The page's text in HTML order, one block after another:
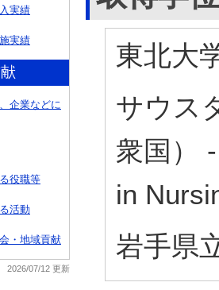
実績
実績
企業などに
役職等
活動
・地域貢献
2026/07/12 更新
東北大
サウス
衆国）
in
岩手県